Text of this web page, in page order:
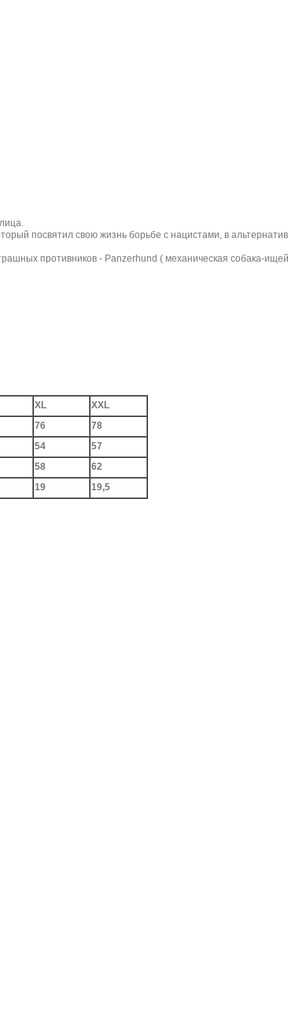
посвятил свою жизнь борьбе с нацистами, в
противников - Panzerhund ( механическая собака-
XL
XXL
76
78
54
57
58
62
19 19,5